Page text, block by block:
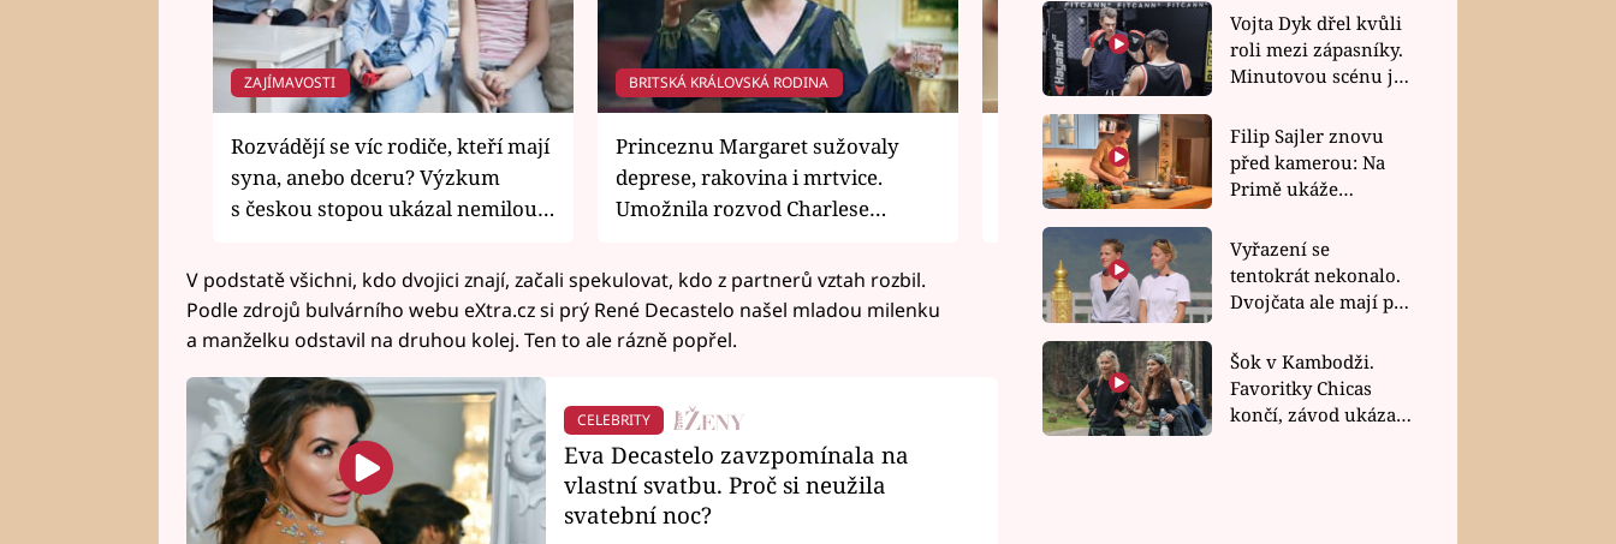
ZAJÍMAVOSTI
Rozvádějí se víc rodiče, kteří mají
syna, anebo dceru? Výzkum
s českou stopou ukázal nemilou
BRITSKÁ KRÁLOVSKÁ RODINA
Princeznu Margaret sužovaly
deprese, rakovina i mrtvice.
Umožnila rozvod Charlese
ZAJÍMAVOSTI
Rozvod a výchova otců: cesta do
záhuby?
V podstatě všichni, kdo dvojici znají, začali spekulovat, kdo z partnerů vztah rozbil.
Podle zdrojů bulvárního webu eXtra.cz si prý René Decastelo našel mladou milenku
a manželku odstavil na druhou kolej. Ten to ale rázně popřel.
CELEBRITY
Eva Decastelo zavzpomínala na
vlastní svatbu. Proč si neužila
svatební noc?
Vojta Dyk dřel kvůli
roli mezi zápasníky.
Minutovou scénu jel
Filip Sajler znovu
před kamerou: Na
Primě ukáže
rychlé recepty
Vyřazení se
tentokrát nekonalo.
Dvojčata ale mají po
závodu nůž na krku
Šok v Kambodži.
Favoritky Chicas
končí, závod ukázal